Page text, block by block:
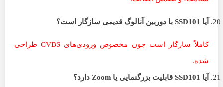
آیا با دوربین آنالوگ قدیمی سازگار است؟
کاملاً سازگار است چون مخصوص ورودی‌های CVBS طراحی
شده.
آیا قابلیت بزرگنمایی یا دارد؟